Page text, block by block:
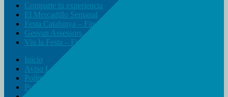
Comparte tu experiencia
El Mercadillo Semanal
Festa Catalunya – Fires
Gesvan Assessors.
Viu la Festa – Fires
Inicio
Aviso Legal
Política de Cookies
Política de Privacidad